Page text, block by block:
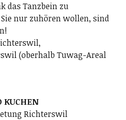
das Tanzbein zu
nur zuhören wollen, sind
(oberhalb Tuwag-Areal
KUCHEN
Richterswil